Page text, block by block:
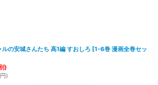
の安城さんたち 高1編 すおしろ [1-6巻 漫画全巻セッ
)
円)